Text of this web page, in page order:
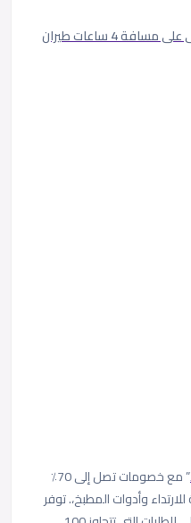
أفضل وجهات سفر في عيد الأضحى على مسافة 4 ساعات طيران
” مع خصومات تصل إلى 70٪
للارتداء وأدوات المطبخ،. توفر